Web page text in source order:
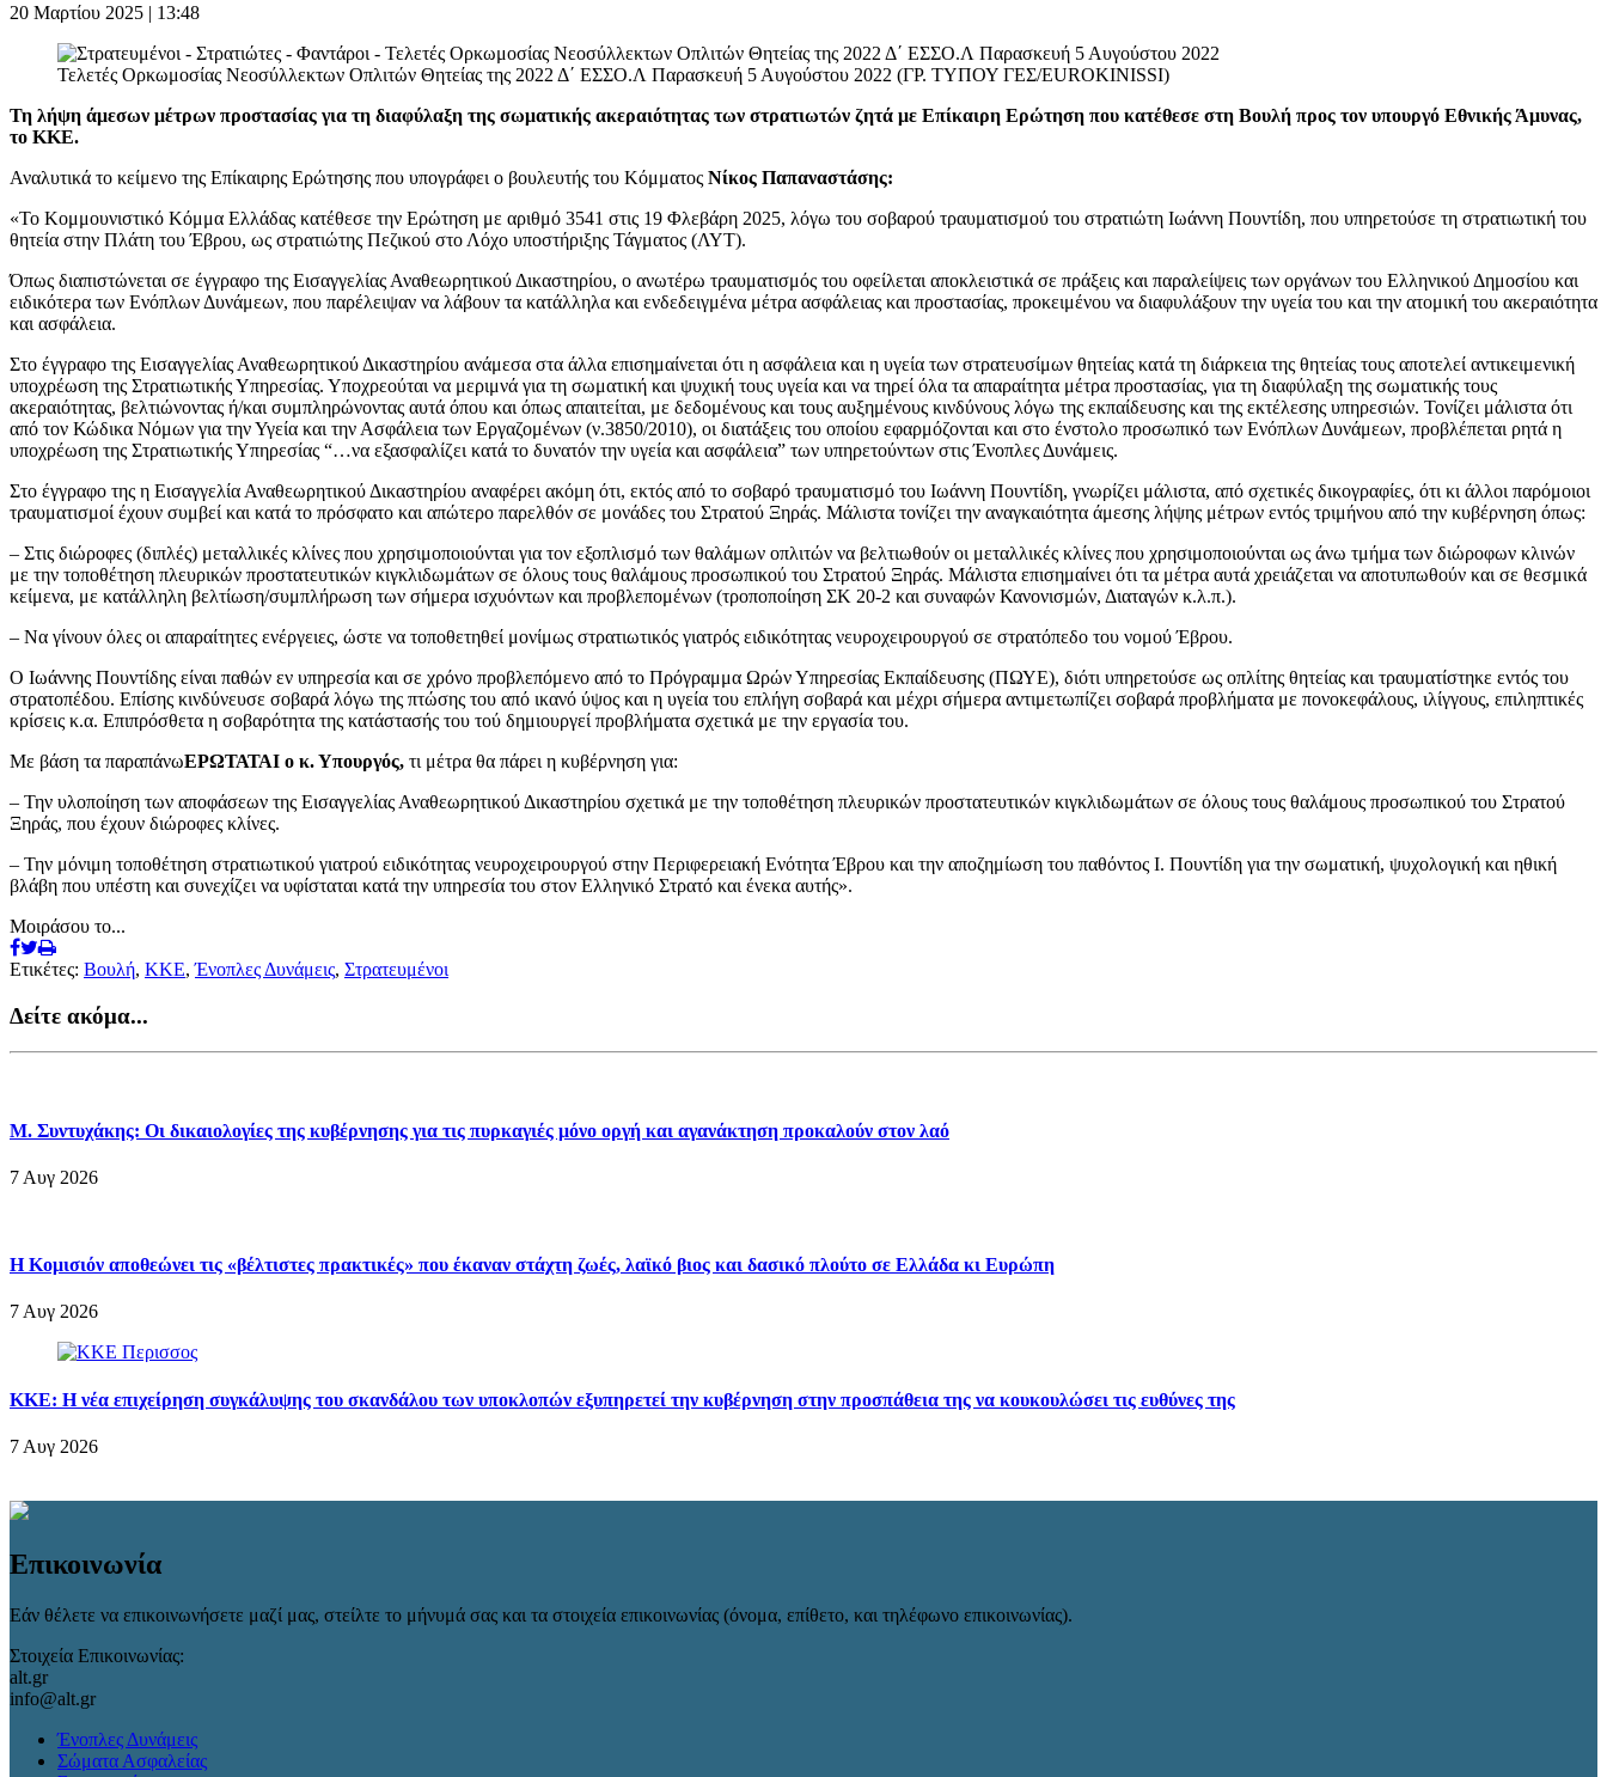
20 Μαρτίου 2025 | 13:48
Τελετές Ορκωμοσίας Νεοσύλλεκτων Οπλιτών Θητείας της 2022 Δ΄ ΕΣΣΟ.Λ Παρασκευή 5 Αυγούστου 2022 (ΓΡ. ΤΥΠΟΥ ΓΕΣ/EUROKINISSI)
Τη λήψη άμεσων μέτρων προστασίας για τη διαφύλαξη της σωματικής ακεραιότητας των στρατιωτών ζητά με Επίκαιρη Ερώτηση που κατέθεσε στη Βουλή προς τον υπουργό Εθνικής Άμυνας,
το ΚΚΕ.
Αναλυτικά το κείμενο της Επίκαιρης Ερώτησης που υπογράφει ο βουλευτής του Κόμματος Νίκος Παπαναστάσης:
«Το Κομμουνιστικό Κόμμα Ελλάδας κατέθεσε την Ερώτηση με αριθμό 3541 στις 19 Φλεβάρη 2025, λόγω του σοβαρού τραυματισμού του στρατιώτη Ιωάννη Πουντίδη, που υπηρετούσε τη στρατιωτική του
θητεία στην Πλάτη του Έβρου, ως στρατιώτης Πεζικού στο Λόχο υποστήριξης Τάγματος (ΛΥΤ).
Όπως διαπιστώνεται σε έγγραφο της Εισαγγελίας Αναθεωρητικού Δικαστηρίου, ο ανωτέρω τραυματισμός του οφείλεται αποκλειστικά σε πράξεις και παραλείψεις των οργάνων του Ελληνικού Δημοσίου και
ειδικότερα των Ενόπλων Δυνάμεων, που παρέλειψαν να λάβουν τα κατάλληλα και ενδεδειγμένα μέτρα ασφάλειας και προστασίας, προκειμένου να διαφυλάξουν την υγεία του και την ατομική του ακεραιότητα
και ασφάλεια.
Στο έγγραφο της Εισαγγελίας Αναθεωρητικού Δικαστηρίου ανάμεσα στα άλλα επισημαίνεται ότι η ασφάλεια και η υγεία των στρατευσίμων θητείας κατά τη διάρκεια της θητείας τους αποτελεί αντικειμενική
υποχρέωση της Στρατιωτικής Υπηρεσίας. Υποχρεούται να μεριμνά για τη σωματική και ψυχική τους υγεία και να τηρεί όλα τα απαραίτητα μέτρα προστασίας, για τη διαφύλαξη της σωματικής τους
ακεραιότητας, βελτιώνοντας ή/και συμπληρώνοντας αυτά όπου και όπως απαιτείται, με δεδομένους και τους αυξημένους κινδύνους λόγω της εκπαίδευσης και της εκτέλεσης υπηρεσιών. Τονίζει μάλιστα ότι
από τον Κώδικα Νόμων για την Υγεία και την Ασφάλεια των Εργαζομένων (ν.3850/2010), οι διατάξεις του οποίου εφαρμόζονται και στο ένστολο προσωπικό των Ενόπλων Δυνάμεων, προβλέπεται ρητά η
υποχρέωση της Στρατιωτικής Υπηρεσίας “…να εξασφαλίζει κατά το δυνατόν την υγεία και ασφάλεια” των υπηρετούντων στις Ένοπλες Δυνάμεις.
Στο έγγραφο της η Εισαγγελία Αναθεωρητικού Δικαστηρίου αναφέρει ακόμη ότι, εκτός από το σοβαρό τραυματισμό του Ιωάννη Πουντίδη, γνωρίζει μάλιστα, από σχετικές δικογραφίες, ότι κι άλλοι παρόμοιοι
τραυματισμοί έχουν συμβεί και κατά το πρόσφατο και απώτερο παρελθόν σε μονάδες του Στρατού Ξηράς. Μάλιστα τονίζει την αναγκαιότητα άμεσης λήψης μέτρων εντός τριμήνου από την κυβέρνηση όπως:
– Στις διώροφες (διπλές) μεταλλικές κλίνες που χρησιμοποιούνται για τον εξοπλισμό των θαλάμων οπλιτών να βελτιωθούν οι μεταλλικές κλίνες που χρησιμοποιούνται ως άνω τμήμα των διώροφων κλινών
με την τοποθέτηση πλευρικών προστατευτικών κιγκλιδωμάτων σε όλους τους θαλάμους προσωπικού του Στρατού Ξηράς. Μάλιστα επισημαίνει ότι τα μέτρα αυτά χρειάζεται να αποτυπωθούν και σε θεσμικά
κείμενα, με κατάλληλη βελτίωση/συμπλήρωση των σήμερα ισχυόντων και προβλεπομένων (τροποποίηση ΣΚ 20-2 και συναφών Κανονισμών, Διαταγών κ.λ.π.).
– Να γίνουν όλες οι απαραίτητες ενέργειες, ώστε να τοποθετηθεί μονίμως στρατιωτικός γιατρός ειδικότητας νευροχειρουργού σε στρατόπεδο του νομού Έβρου.
Ο Ιωάννης Πουντίδης είναι παθών εν υπηρεσία και σε χρόνο προβλεπόμενο από το Πρόγραμμα Ωρών Υπηρεσίας Εκπαίδευσης (ΠΩΥΕ), διότι υπηρετούσε ως οπλίτης θητείας και τραυματίστηκε εντός του
στρατοπέδου. Επίσης κινδύνευσε σοβαρά λόγω της πτώσης του από ικανό ύψος και η υγεία του επλήγη σοβαρά και μέχρι σήμερα αντιμετωπίζει σοβαρά προβλήματα με πονοκεφάλους, ιλίγγους, επιληπτικές
κρίσεις κ.α. Επιπρόσθετα η σοβαρότητα της κατάστασής του τού δημιουργεί προβλήματα σχετικά με την εργασία του.
Με βάση τα παραπάνωΕΡΩΤΑΤΑΙ ο κ. Υπουργός, τι μέτρα θα πάρει η κυβέρνηση για:
– Την υλοποίηση των αποφάσεων της Εισαγγελίας Αναθεωρητικού Δικαστηρίου σχετικά με την τοποθέτηση πλευρικών προστατευτικών κιγκλιδωμάτων σε όλους τους θαλάμους προσωπικού του Στρατού
Ξηράς, που έχουν διώροφες κλίνες.
– Την μόνιμη τοποθέτηση στρατιωτικού γιατρού ειδικότητας νευροχειρουργού στην Περιφερειακή Ενότητα Έβρου και την αποζημίωση του παθόντος Ι. Πουντίδη για την σωματική, ψυχολογική και ηθική
βλάβη που υπέστη και συνεχίζει να υφίσταται κατά την υπηρεσία του στον Ελληνικό Στρατό και ένεκα αυτής».
Μοιράσου το...
Ετικέτες: Βουλή, ΚΚΕ,Ένοπλες Δυνάμεις, Στρατευμένοι
Δείτε ακόμα...
Μ. Συντυχάκης: Οι δικαιολογίες της κυβέρνησης για τις πυρκαγιές μόνο οργή και αγανάκτηση προκαλούν στον λαό
7 Αυγ 2026
Η Κομισιόν αποθεώνει τις «βέλτιστες πρακτικές» που έκαναν στάχτη ζωές, λαϊκό βιος και δασικό πλούτο σε Ελλάδα κι Ευρώπη
7 Αυγ 2026
ΚΚΕ: Η νέα επιχείρηση συγκάλυψης του σκανδάλου των υποκλοπών εξυπηρετεί την κυβέρνηση στην προσπάθεια της να κουκουλώσει τις ευθύνες της
7 Αυγ 2026
Επικοινωνία
Εάν θέλετε να επικοινωνήσετε μαζί μας, στείλτε το μήνυμά σας και τα στοιχεία επικοινωνίας (όνομα, επίθετο, και τηλέφωνο επικοινωνίας).
Στοιχεία Επικοινωνίας:
alt.gr
info@alt.gr
Ένοπλες Δυνάμεις
Σώματα Ασφαλείας